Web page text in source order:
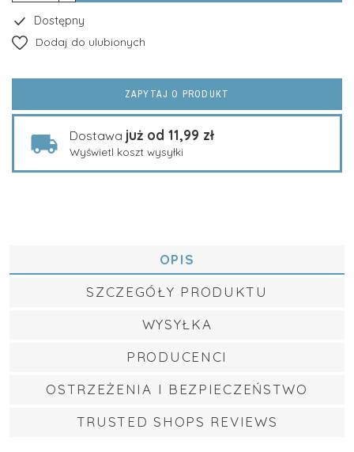
Dostępny
Dodaj do ulubionych
ZAPYTAJ O PRODUKT
Dostawa już od 11,99 zł
Wyświetl koszt wysyłki
OPIS
SZCZEGÓŁY PRODUKTU
WYSYŁKA
PRODUCENCI
OSTRZEŻENIA I BEZPIECZEŃSTWO
TRUSTED SHOPS REVIEWS